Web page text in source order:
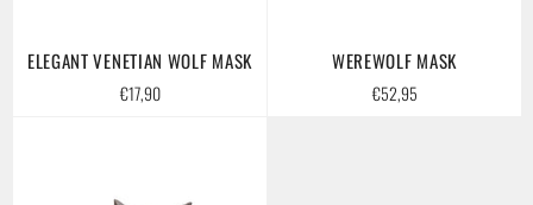
ELEGANT VENETIAN WOLF MASK
Regular
€17,90
WEREWOLF MASK
Regular
€52,95